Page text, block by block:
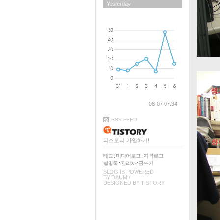
Yesterday
08-07 07:34
RSS FEED
티스토리 가입하기!
태그 : 미디어로그 : 지역로그
방명록 : 관리자: 글쓰기
BLOG IS POWERED
BY DAUM /
DESIGNED BY TISTORY